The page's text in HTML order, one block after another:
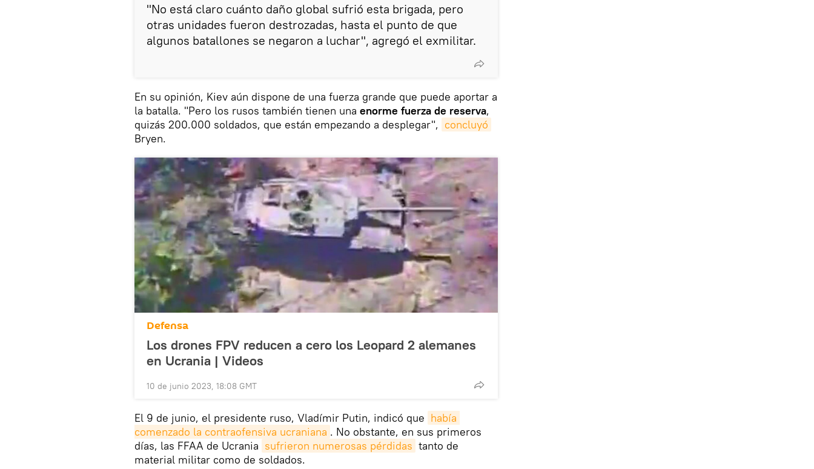
"No está claro cuánto daño global sufrió esta brigada, pero
otras unidades fueron destrozadas, hasta el punto de que
algunos batallones se negaron a luchar", agregó el exmilitar.
En su opinión, Kiev aún dispone de una fuerza grande que puede aportar a
la batalla. "Pero los rusos también tienen una enorme fuerza de reserva,
quizás 200.000 soldados, que están empezando a desplegar", concluyó
Bryen.
Defensa
Los drones FPV reducen a cero los Leopard 2 alemanes
en Ucrania | Videos
10 de junio 2023, 18:08 GMT
El 9 de junio, el presidente ruso, Vladímir Putin, indicó que había
comenzado la contraofensiva ucraniana . No obstante, en sus primeros
días, las FFAA de Ucrania sufrieron numerosas pérdidas tanto de
material militar como de soldados.